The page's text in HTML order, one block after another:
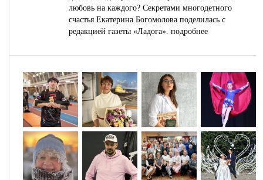
любовь на каждого? Секретами многодетного
счастья Екатерина Богомолова поделилась с
редакцией газеты «Ладога». подробнее